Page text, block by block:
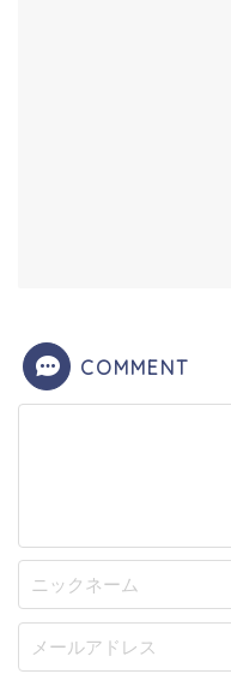
COMMENT